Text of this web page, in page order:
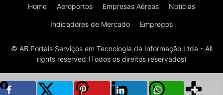
Home Aeroportos Empresas Aéreas Notícias
Indicadores de Mercado Empregos
© AB Portais Serviços em Tecnologia da Informação Ltda - All
rights reserved (Todos os direitos reservados)